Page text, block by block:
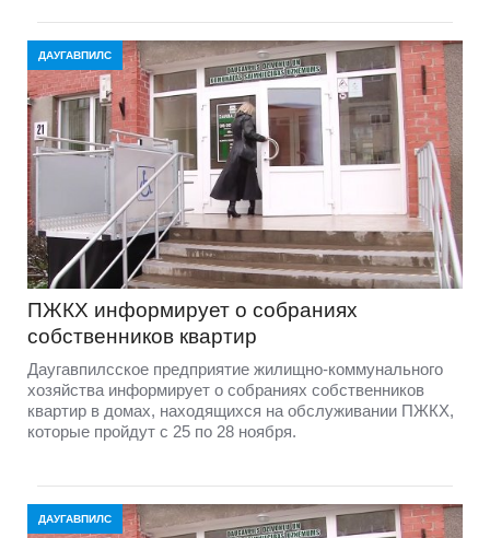
ДАУГАВПИЛС
ПЖКХ информирует о собраниях
собственников квартир
Даугавпилсское предприятие жилищно-коммунального
хозяйства информирует о собраниях собственников
квартир в домах, находящихся на обслуживании ПЖКХ,
которые пройдут с 25 по 28 ноября.
ДАУГАВПИЛС